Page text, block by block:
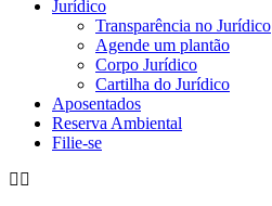
Jurídico
Transparência no Jurídico
Agende um plantão
Corpo Jurídico
Cartilha do Jurídico
Aposentados
Reserva Ambiental
Filie-se